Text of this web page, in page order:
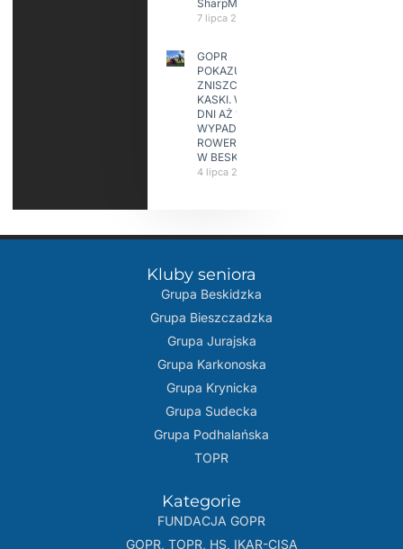
SharpMap
7 lipca 2026
GOPR
POKAZUJE
ZNISZCZONE
KASKI. W KILKA
DNI AŻ 15
WYPADKÓW
ROWERZYSTÓW
W BESKIDACH
4 lipca 2026
Kluby seniora
Grupa Beskidzka​
Grupa Bieszczadzka
Grupa Jurajska
Grupa Karkonoska
Grupa Krynicka
Grupa Sudecka
Grupa Podhalańska
TOPR
Kategorie
FUNDACJA GOPR
GOPR, TOPR, HS, IKAR-CISA